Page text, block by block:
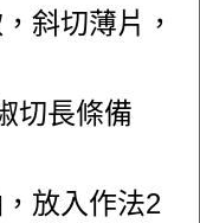
斜切薄片，
切長條備
放入作法2